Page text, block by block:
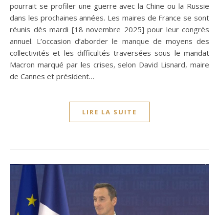
pourrait se profiler une guerre avec la Chine ou la Russie
dans les prochaines années. Les maires de France se sont
réunis dès mardi [18 novembre 2025] pour leur congrès
annuel. L’occasion d’aborder le manque de moyens des
collectivités et les difficultés traversées sous le mandat
Macron marqué par les crises, selon David Lisnard, maire
de Cannes et président…
LIRE LA SUITE